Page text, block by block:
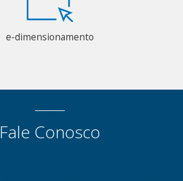
e-dimensionamento
Fale Conosco